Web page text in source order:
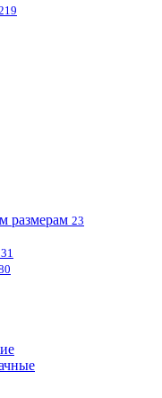
размерам 23